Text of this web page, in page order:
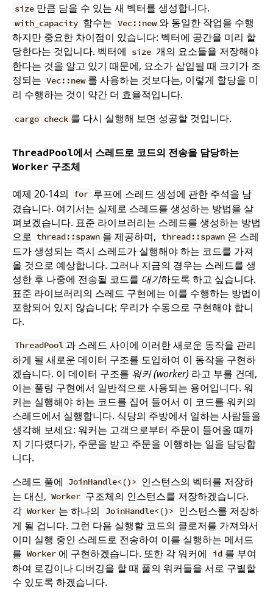
size 만큼 담을 수 있는 새 벡터를 생성합니다.
with_capacity 함수는 Vec::new 와 동일한 작업을 수행
하지만 중요한 차이점이 있습니다: 벡터에 공간을 미리 할
당한다는 것입니다. 벡터에
size 개의 요소들을 저장해야
한다는 것을 알고 있기 때문에, 요소가 삽입될 때 크기가 조
정되는 Vec::new 를 사용하는 것보다는, 이렇게 할당을 미
리 수행하는 것이 약간 더 효율적입니다.
cargo check 를 다시 실행해 보면 성공할 것입니다.
ThreadPool에서 스레드로 코드의 전송을 담당하는
Worker 구조체
예제 20-14의 for 루프에 스레드 생성에 관한 주석을 남
겼습니다. 여기서는 실제로 스레드를 생성하는 방법을 살
펴보겠습니다. 표준 라이브러리는 스레드를 생성하는 방법
으로 thread::spawn 을 제공하며, thread::spawn 은 스레
드가 생성되는 즉시 스레드가 실행해야 하는 코드를 가져
올 것으로 예상합니다. 그러나 지금의 경우는 스레드를 생
성한 후 나중에 전송될 코드를 대기하도록 하고 싶습니다.
표준 라이브러리의 스레드 구현에는 이를 수행하는 방법이
포함되어 있지 않습니다; 우리가 수동으로 구현해야 합니
다.
ThreadPool 과 스레드 사이에 이러한 새로운 동작을 관리
하게 될 새로운 데이터 구조를 도입하여 이 동작을 구현하
겠습니다. 이 데이터 구조를 워커 (worker) 라고 부를 건데,
이는 풀링 구현에서 일반적으로 사용되는 용어입니다. 워
커는 실행해야 하는 코드를 집어 들어서 이 코드를 워커의
스레드에서 실행합니다. 식당의 주방에서 일하는 사람들을
생각해 보세요: 워커는 고객으로부터 주문이 들어올 때까
지 기다렸다가, 주문을 받고 주문을 이행하는 일을 담당합
니다.
스레드 풀에
JoinHandle<()> 인스턴스의 벡터를 저장하
는 대신, Worker 구조체의 인스턴스를 저장하겠습니다.
각 Worker 는 하나의 JoinHandle<()> 인스턴스를 저장하
게 될 겁니다. 그런 다음 실행할 코드의 클로저를 가져와서
이미 실행 중인 스레드로 전송하여 이를 실행하는 메서드
를 Worker 에 구현하겠습니다. 또한 각 워커에 id 를 부여
하여 로깅이나 디버깅을 할 때 풀의 워커들을 서로 구별할
수 있도록 하겠습니다.